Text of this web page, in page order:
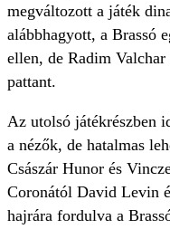
megváltozott a játék
alábbhagyott, a Brassó
ellen, de Radim
pattant.
Az utolsó játékrészben
a nézők, de hatalmas
Császár Hunor és
Coronától David Levin
hajrára fordulva a